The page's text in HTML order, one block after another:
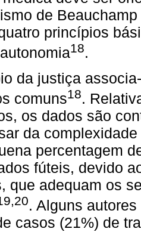
de
princípios
18.
da justiça
comuns18.
os dados são
da
percentagem
fúteis, devido
que adequam os
. Alguns
casos (21%) de